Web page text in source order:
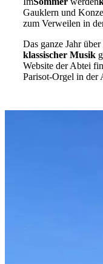
Gauklern und
zum Verweilen in
Das ganze Jahr über
klassischer Musik
Website der Abtei
Parisot-Orgel in der